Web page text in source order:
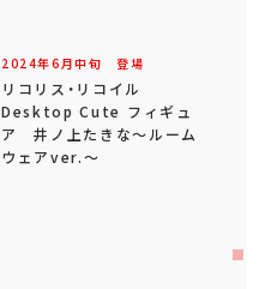
2024年6 月中旬 登場
リコリス・リコイル
Desktop Cute フィギュ
ア 井ノ上たきな～ルーム
ウェアver.～